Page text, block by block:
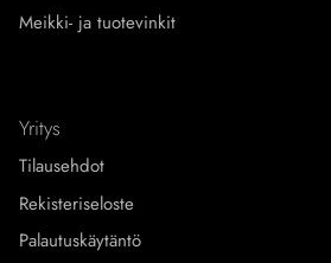
Meikki- ja tuotevinkit
Yritys
Tilausehdot
Rekisteriseloste
Palautuskäytäntö